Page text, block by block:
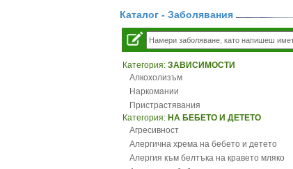
Каталог - Заболявания
Категория: ЗАВИСИМОСТИ
Алкохолизъм
Наркомании
Пристрастявания
Категория: НА БЕБЕТО И ДЕТЕТО
Агресивност
Алергична хрема на бебето и детето
Алергия към белтъка на кравето мляко